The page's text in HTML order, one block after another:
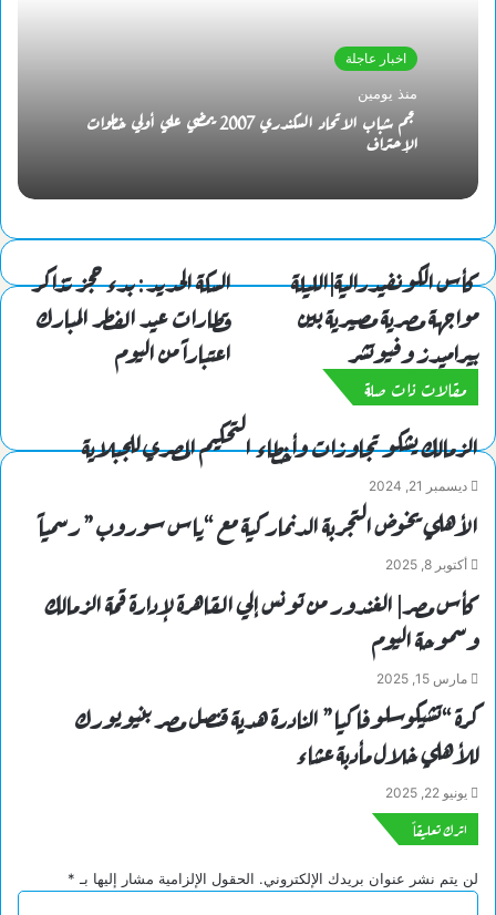
اخبار عاجلة
منذ يومين
نجم شباب الاتحاد السكندري 2007 يمضي علي أولي خطوات
الإحتراف
كأس الكونفيدرالية|الليلة
مواجهة مصرية مصيرية بين
بيراميدز وفيوتشر
السكة الحديد : بدء حجز تذاكر
قطارات عيد الفطر المبارك
اعتباراً من اليوم
مقالات ذات صلة
الزمالك يشكو تجاوزات وأخطاء التحكيم المصري للجبلاية
ديسمبر 21, 2024
الأهلي يخوض التجربة الدنماركية مع “ياس سوروب” رسمياً
أكتوبر 8, 2025
كأس مصر| الغندور من تونس إلي القاهرة لإدارة قمة الزمالك
وسموحة اليوم
مارس 15, 2025
كرة “تشيكوسلوفاكيا” النادرة هدية قنصل مصر بنيويورك
للأهلي خلال مأدبة عشاء
يونيو 22, 2025
اترك تعليقاً
لن يتم نشر عنوان بريدك الإلكتروني. الحقول الإلزامية مشار إليها بـ *
ا